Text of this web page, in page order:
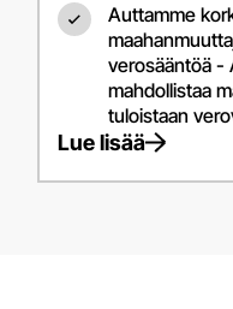
Auttamme
verosääntöä -
mahdollistaa
tuloistaan
Lue lisää